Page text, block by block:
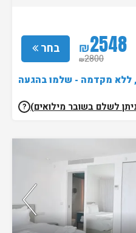
בחר ₪2548
₪2800
ללא מקדמה - שלמו בהגעה
לשלם בשובר מילואים) ?